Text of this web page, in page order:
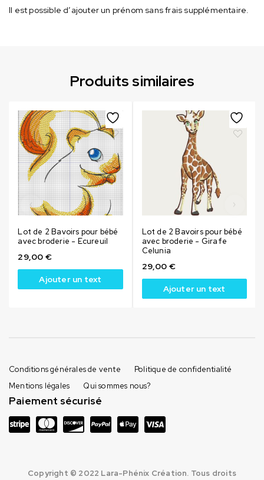
Il est possible d’ajouter un prénom sans frais supplémentaire.
Produits similaires
Lot de 2 Bavoirs pour bébé
avec broderie - Ecureuil
29,00 €
Ajouter un text
Lot de 2 Bavoirs pour bébé
avec broderie - Girafe
Celunia
29,00 €
Ajouter un text
Conditions générales de vente
Politique de confidentialité
Mentions légales
Qui sommes nous?
Paiement sécurisé
Copyright © 2022 Lara-Phénix Création. Tous droits